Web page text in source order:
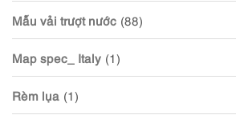
Mẫu vải trượt nước (88)
Map spec_ Italy (1)
Rèm lụa (1)